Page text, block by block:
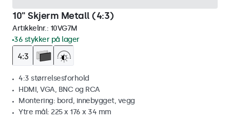
10" Skjerm Metall (4:3)
Artikkelnr.: 10VG7M
36 stykker på lager
4:3 størrelsesforhold
HDMI, VGA, BNC og RCA
Montering: bord, innebygget, vegg
Ytre mål: 225 x 176 x 34 mm